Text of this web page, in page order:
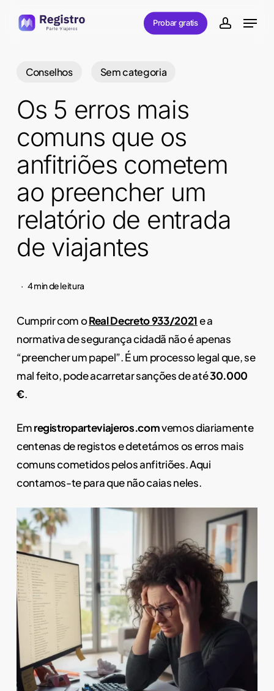
Probar gratis account
Menu
Conselhos Sem categoria
Os 5 erros mais
comuns que os
anfitriões cometem
ao preencher um
relatório de entrada
de viajantes
4 min de leitura
Cumprir com oReal Decreto 933/2021e a
normativa de segurança cidadã não é apenas
“preencher um papel”. É um processo legal que, se
mal feito, pode acarretar sanções de até30.000
€.
Emregistroparteviajeros.comvemos diariamente
centenas de registos e detetámos os erros mais
comuns cometidos pelos anfitriões. Aqui
contamos-te para que não caias neles.